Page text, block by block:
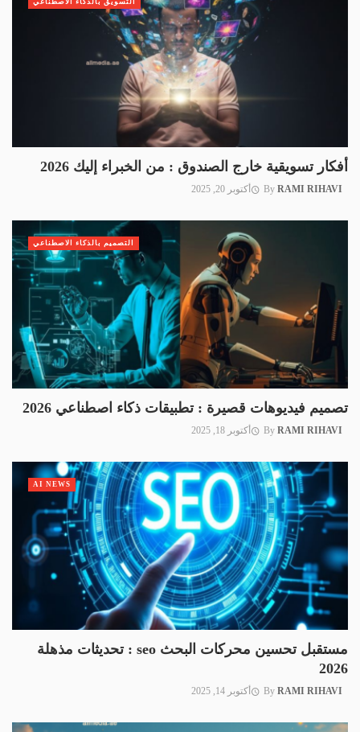
أفكار تسويقية خارج الصندوق : من الخبراء إليك 2026
By RAMI RIHAVI أكتوبر 20, 2025
تصميم فيديوهات قصيرة : تطبيقات ذكاء اصطناعي 2026
By RAMI RIHAVI أكتوبر 18, 2025
التصميم بالذكاء الاصطناعي
مستقبل تحسين محركات البحث seo : تحديثات مذهلة
2026
By RAMI RIHAVI أكتوبر 14, 2025
AI NEWS